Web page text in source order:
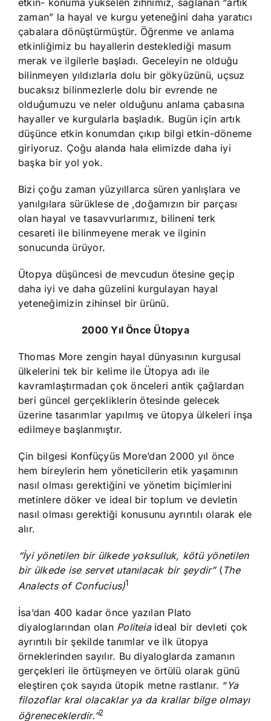
etkin- konuma yükselen zihnimiz, sağlanan “artık
zaman” la hayal ve kurgu yeteneğini daha yaratıcı
çabalara dönüştürmüştür. Öğrenme ve anlama
etkinliğimiz bu hayallerin desteklediği masum
merak ve ilgilerle başladı. Geceleyin ne olduğu
bilinmeyen yıldızlarla dolu bir gökyüzünü, uçsuz
bucaksız bilinmezlerle dolu bir evrende ne
olduğumuzu ve neler olduğunu anlama çabasına
hayaller ve kurgularla başladık. Bugün için artık
düşünce etkin konumdan çıkıp bilgi etkin-döneme
giriyoruz. Çoğu alanda hala elimizde daha iyi
başka bir yol yok.
Bizi çoğu zaman yüzyıllarca süren yanlışlara ve
yanılgılara sürüklese de ,doğamızın bir parçası
olan hayal ve tasavvurlarımız, bilineni terk
cesareti ile bilinmeyene merak ve ilginin
sonucunda ürüyor.
Ütopya düşüncesi de mevcudun ötesine geçip
daha iyi ve daha güzelini kurgulayan hayal
yeteneğimizin zihinsel bir ürünü.
2000 Yıl Önce Ütopya
Thomas More zengin hayal dünyasının kurgusal
ülkelerini tek bir kelime ile Ütopya adı ile
kavramlaştırmadan çok önceleri antik çağlardan
beri güncel gerçekliklerin ötesinde gelecek
üzerine tasarımlar yapılmış ve ütopya ülkeleri inşa
edilmeye başlanmıştır.
Çin bilgesi Konfüçyüs More’dan 2000 yıl önce
hem bireylerin hem yöneticilerin etik yaşamının
nasıl olması gerektiğini ve yönetim biçimlerini
metinlere döker ve ideal bir toplum ve devletin
nasıl olması gerektiği konusunu ayrıntılı olarak ele
alır.
“İyi yönetilen bir ülkede yoksulluk, kötü yönetilen
bir ülkede ise servet utanılacak bir şeydir”( The
Analects of Confucius)1
İsa’dan 400 kadar önce yazılan Plato
diyaloglarından olan Politeia ideal bir devleti çok
ayrıntılı bir şekilde tanımlar ve ilk ütopya
örneklerinden sayılır. Bu diyaloglarda zamanın
gerçekleri ile örtüşmeyen ve örtülü olarak günü
eleştiren çok sayıda ütopik metne rastlanır. “Ya
filozoflar kral olacaklar ya da krallar bilge olmayı
öğreneceklerdir.”2